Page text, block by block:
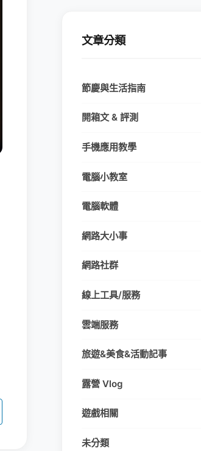
文章分類
節慶與生活指南
開箱文 & 評測
手機應用教學
電腦小教室
電腦軟體
網路大小事
網路社群
線上工具/服務
雲端服務
旅遊&美食&活動記事
露營 Vlog
遊戲相關
未分類